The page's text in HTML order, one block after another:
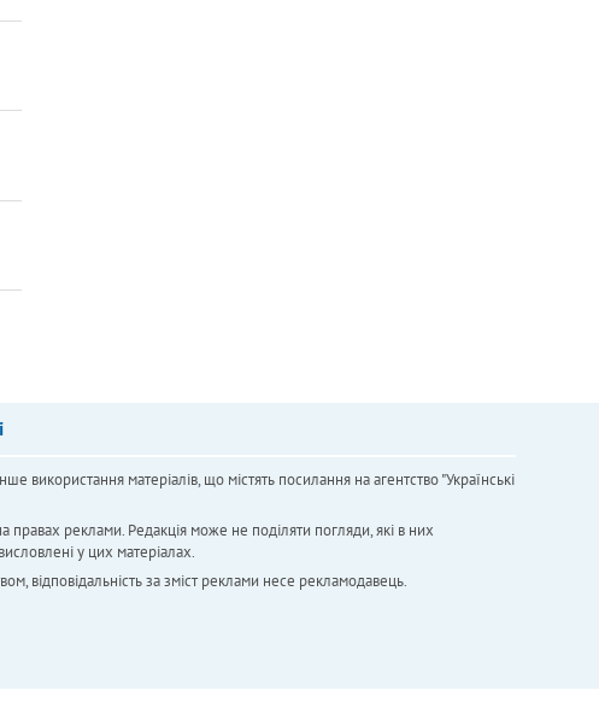
використання матеріалів, що містять посилання на агентство "Українськi
реклами. Редакція може не поділяти погляди, які в них
у цих матеріалах.
відповідальність за зміст реклами несе рекламодавець.